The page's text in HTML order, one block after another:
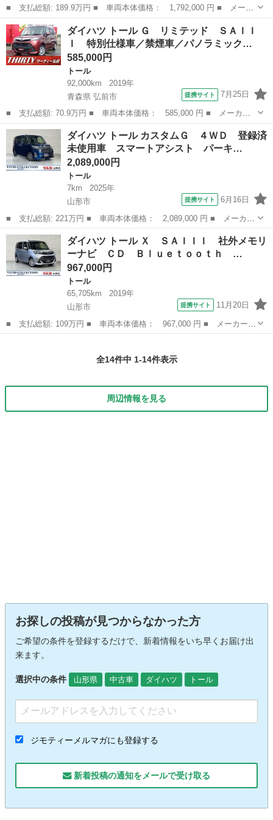
■ 支払総額: 189.9万円 ■ 車両本体価格： 1,792,000 円 ■ メーカ
ー名： ダイハツ ■ 車種名： トール ■ グレード名： カスタム
Ｇ ４ＷＤ ドライブレコーダー ＥＴＣ 全周囲カメラ ナビ 両
側電動ス...
山形 酒田市 トール
ダイハツ トール Ｇ リミテッド ＳＡＩＩ
Ｉ 特別仕様車／禁煙車／パノラミック…
585,000円
トール
92,000km
2019年
青森県 弘前市
提携サイト 7月25日
■ 支払総額: 70.9万円 ■ 車両本体価格： 585,000 円 ■ メーカー
名： ダイハツ ■ 車種名： トール ■ グレード名： Ｇ リミテ
ッド ＳＡＩＩＩ 特別仕様車／禁煙車／パノラミックビューモニタ
ー／ＬＥＤヘ...
青森 弘前市 トール
ダイハツ トール カスタムＧ ４ＷＤ 登録済
未使用車 スマートアシスト パーキ…
2,089,000円
トール
7km
2025年
山形市
提携サイト 6月16日
■ 支払総額: 221万円 ■ 車両本体価格： 2,089,000 円 ■ メーカー
名： ダイハツ ■ 車種名： トール ■ グレード名： カスタム
Ｇ ４ＷＤ 登録済未使用車 スマートアシスト パーキングセンサ
ー 両側パワ...
山形 山形市 トール
ダイハツ トール Ｘ ＳＡＩＩＩ 社外メモリ
ーナビ ＣＤ Ｂｌｕｅｔｏｏｔｈ …
967,000円
トール
65,705km
2019年
山形市
提携サイト 11月20日
■ 支払総額: 109万円 ■ 車両本体価格： 967,000 円 ■ メーカー
名： ダイハツ ■ 車種名： トール ■ グレード名： Ｘ ＳＡＩ
全14件中 1-14件表示
周辺情報を見る
お探しの投稿が見つからなかった方
ご希望の条件を登録するだけで、新着情報をいち早くお届け出
来ます。
選択中の条件 山形県 中古車 ダイハツ トール
ジモティーメルマガにも登録する
新着投稿の通知をメールで受け取る